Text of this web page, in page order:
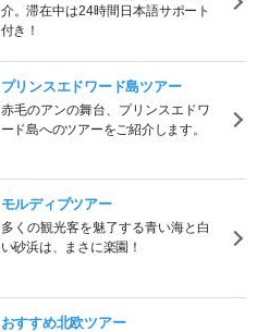
介。滞在中は24時間日本語サポート
付き！
プリンスエドワード島ツアー
赤毛のアンの舞台、プリンスエドワ
ード島へのツアーをご紹介します。
モルディブツアー
多くの観光客を魅了する青い海と白
い砂浜は、まさに楽園！
おすすめ北欧ツアー